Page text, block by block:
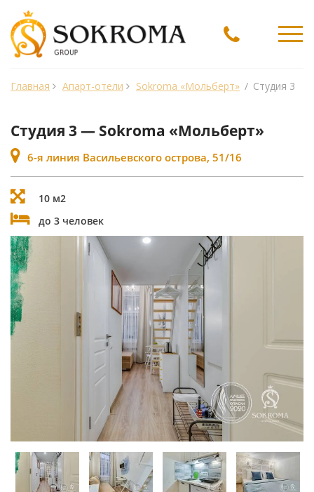
Главная Апарт-отели Sokroma «Мольберт» / Студия 3
Студия 3 — Sokroma «Мольберт»
6-я линия Васильевского острова, 51/16
10 м2
до 3 человек